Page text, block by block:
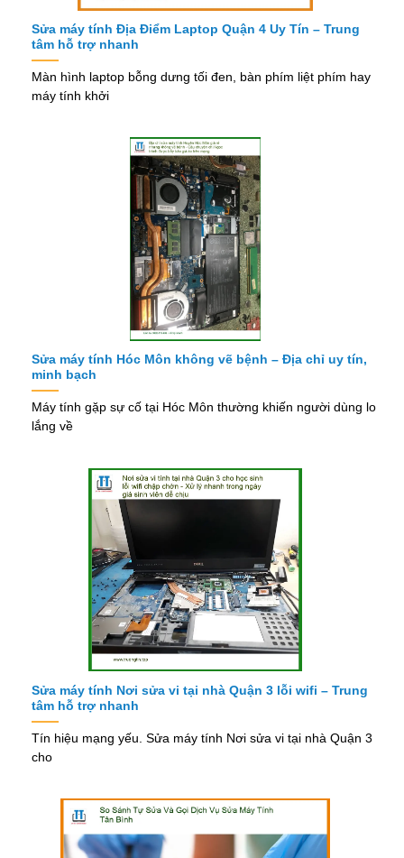
Sửa máy tính Địa Điểm Laptop Quận 4 Uy Tín – Trung
tâm hỗ trợ nhanh
Màn hình laptop bỗng dưng tối đen, bàn phím liệt phím hay
máy tính khởi
Sửa máy tính Hóc Môn không vẽ bệnh – Địa chỉ uy tín,
minh bạch
Máy tính gặp sự cố tại Hóc Môn thường khiến người dùng lo
lắng về
Sửa máy tính Nơi sửa vi tại nhà Quận 3 lỗi wifi – Trung
tâm hỗ trợ nhanh
Tín hiệu mạng yếu. Sửa máy tính Nơi sửa vi tại nhà Quận 3
cho